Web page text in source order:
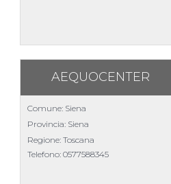
AEQUOCENTER
Comune: Siena
Provincia: Siena
Regione: Toscana
Telefono: 0577588345